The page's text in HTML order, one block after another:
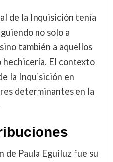
de la Inquisición tenía
no solo a
también a aquellos
hechicería. El contexto
la Inquisición en
determinantes en la
de Paula Eguiluz fue su